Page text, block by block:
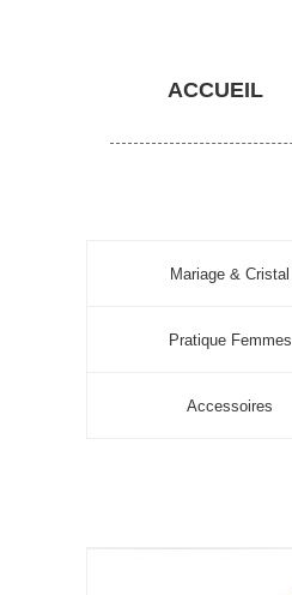
ACCUEIL
Mariage & Cristal
Pratique Femmes
Accessoires